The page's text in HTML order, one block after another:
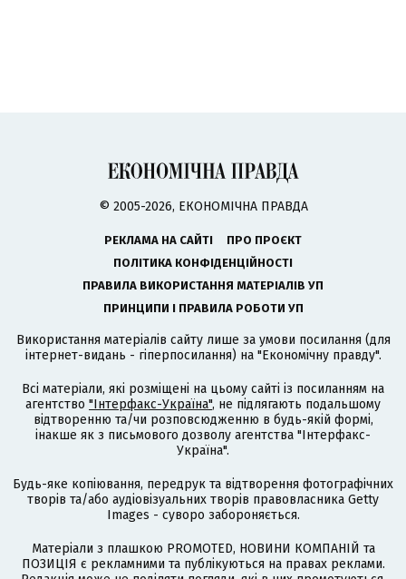
© 2005-2026, ЕКОНОМІЧНА ПРАВДА
РЕКЛАМА НА САЙТІ
ПРО ПРОЄКТ
ПОЛІТИКА КОНФІДЕНЦІЙНОСТІ
ПРАВИЛА ВИКОРИСТАННЯ МАТЕРІАЛІВ УП
ПРИНЦИПИ І ПРАВИЛА РОБОТИ УП
Використання матеріалів сайту лише за умови посилання (для
інтернет-видань - гіперпосилання) на "Економічну правду".
Всі матеріали, які розміщені на цьому сайті із посиланням на
агентство "Інтерфакс-Україна", не підлягають подальшому
відтворенню та/чи розповсюдженню в будь-якій формі,
інакше як з письмового дозволу агентства "Інтерфакс-
Україна".
Будь-яке копіювання, передрук та відтворення фотографічних
творів та/або аудіовізуальних творів правовласника Getty
Images - суворо забороняється.
Матеріали з плашкою PROMOTED, НОВИНИ КОМПАНІЙ та
ПОЗИЦІЯ є рекламними та публікуються на правах реклами.